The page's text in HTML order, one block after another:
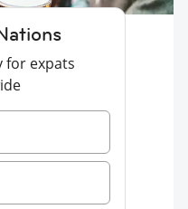
for expats